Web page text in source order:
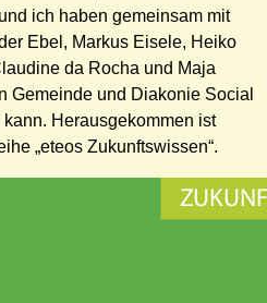
ich haben gemeinsam mit
Ebel, Markus Eisele, Heiko
da Rocha und Maja
Gemeinde und Diakonie Social
Herausgekommen ist
„eteos Zukunftswissen“.